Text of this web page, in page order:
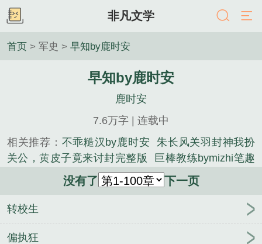
非凡文学
首页 > 军史 > 早知by鹿时安
早知by鹿时安
鹿时安
7.6万字 | 连载中
相关推荐： 不乖糙汉by鹿时安
朱长风关羽封神我扮
关公，黄皮子竟来讨封完整版
巨棒教练bymizhi笔趣
南山终有路伪叔侄by鹿时安笔趣阁无弹窗
元熙小说笔趣阁
甜瘾by鹿时安笔趣阁无弹窗
汉by鹿时安笔趣阁无弹窗
巨棒教练bymizhi笔趣阁未
趣阁无弹窗
苏念笙沈隽西校草出轨，我闪婚太子
没有了 下一页
转校生
偏执狂